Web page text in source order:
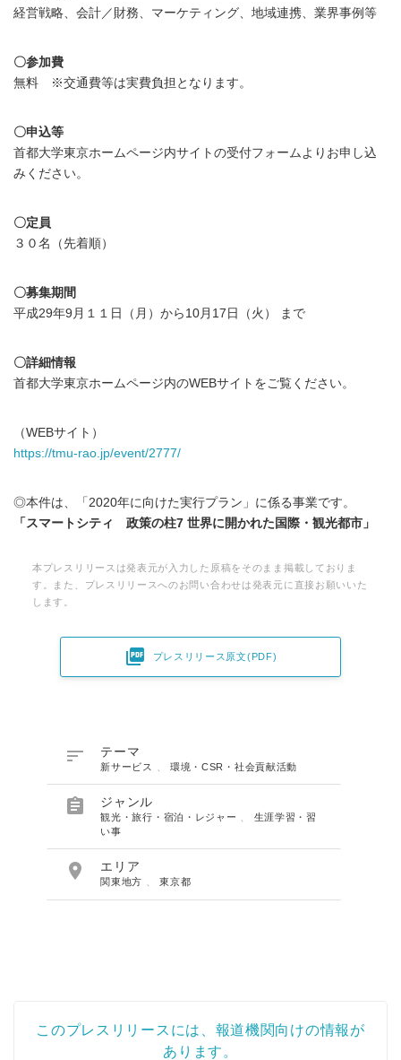
経営戦略、会計／財務、マーケティング、地域連携、業界事例等
〇参加費
無料 ※交通費等は実費負担となります。
〇申込等
首都大学東京ホームページ内サイトの受付フォームよりお申し込
みください。
〇定員
３０名（先着順）
〇募集期間
平成29年9月１１日（月）から10月17日（火） まで
〇詳細情報
首都大学東京ホームページ内のWEBサイトをご覧ください。
（WEBサイト）
https://tmu-rao.jp/event/2777/
◎本件は、「2020年に向けた実行プラン」に係る事業です。
「スマートシティ 政策の柱7 世界に開かれた国際・観光都市」
本プレスリリースは発表元が入力した原稿をそのまま掲載しておりま
す。また、プレスリリースへのお問い合わせは発表元に直接お願いいた
します。
 プレスリリース原文(PDF)
 テーマ
新サービス 環境・CSR・社会貢献活動
 ジャンル
観光・旅行・宿泊・レジャー
生涯学習・習
い事
 エリア
関東地方 、東京都
このプレスリリースには、報道機関向けの情報が
あります。